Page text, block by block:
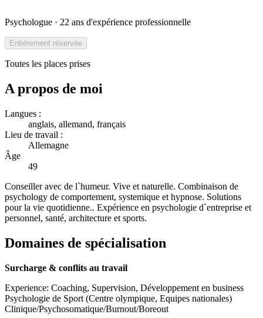
Psychologue · 22 ans d'expérience professionnelle
Entièrement réservée
Toutes les places prises
A propos de moi
Langues :
anglais, allemand, français
Lieu de travail :
Allemagne
Âge
49
Conseiller avec de l`humeur. Vive et naturelle. Combinaison de
psychology de comportement, systemique et hypnose. Solutions
pour la vie quotidienne.. Expérience en psychologie d`entreprise et
personnel, santé, architecture et sports.
Domaines de spécialisation
Surcharge & conflits au travail
Experience: Coaching, Supervision, Développement en business
Psychologie de Sport (Centre olympique, Equipes nationales)
Clinique/Psychosomatique/Burnout/Boreout